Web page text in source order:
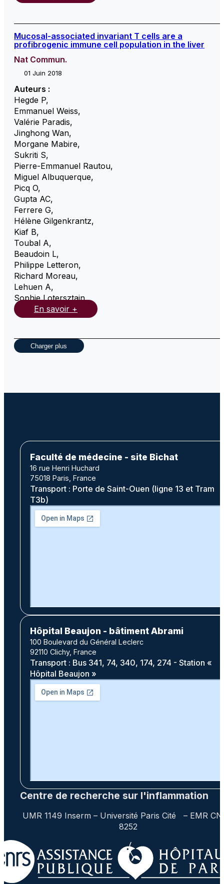
Mucosal-associated invariant T cells are a
profibrogenic immune cell population in the liver
Nat Commun.
01 Juin 2018
Auteurs :
Hegde P,
Emmanuel Weiss,
Valérie Paradis,
Jinghong Wan,
Morgane Mabire,
Sukriti S,
Pierre-Emmanuel Rautou,
Miguel Albuquerque,
Picq O,
Gupta AC,
Ferrere G,
Hélène Gilgenkrantz,
Kiaf B,
Toubal A,
Beaudoin L,
Philippe Letteron,
Richard Moreau,
Lehuen A,
Sophie Lotersztajn,
En savoir +
Charger plus
Faculté de médecine - site Bichat
16 rue Henri Huchard
75018 Paris, France
Transport : Porte de Saint-Ouen (ligne 13 et Tram
T3b)
Hôpital Beaujon - bâtiment Abrami
100 Boulevard du Général Leclerc
92110 Clichy, France
Transport : Bus 341, 74, 340, 174, 274 - Station «
Hôpital Beaujon »
Centre de recherche sur l'inflammation
UMR 1149 Inserm – Université Paris Cité – EMR
8252